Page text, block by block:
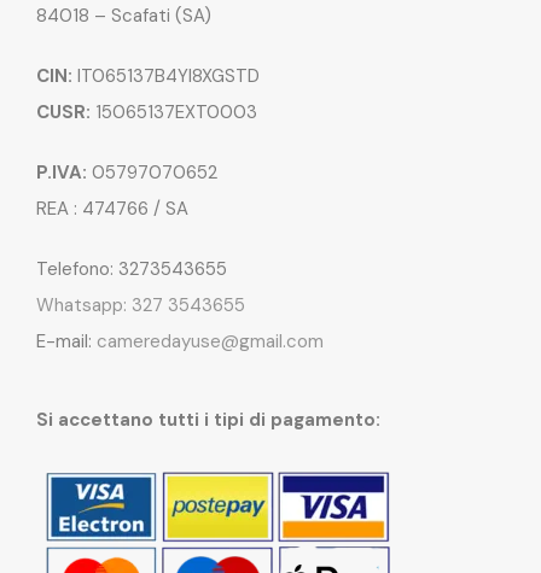
84018 – Scafati (SA)
CIN: IT065137B4YI8XGSTD
CUSR: 15065137EXT0003
P.IVA: 05797070652
REA : 474766 / SA
Telefono: 3273543655
Whatsapp: 327 3543655
E-mail: cameredayuse@gmail.com
Si accettano tutti i tipi di pagamento: